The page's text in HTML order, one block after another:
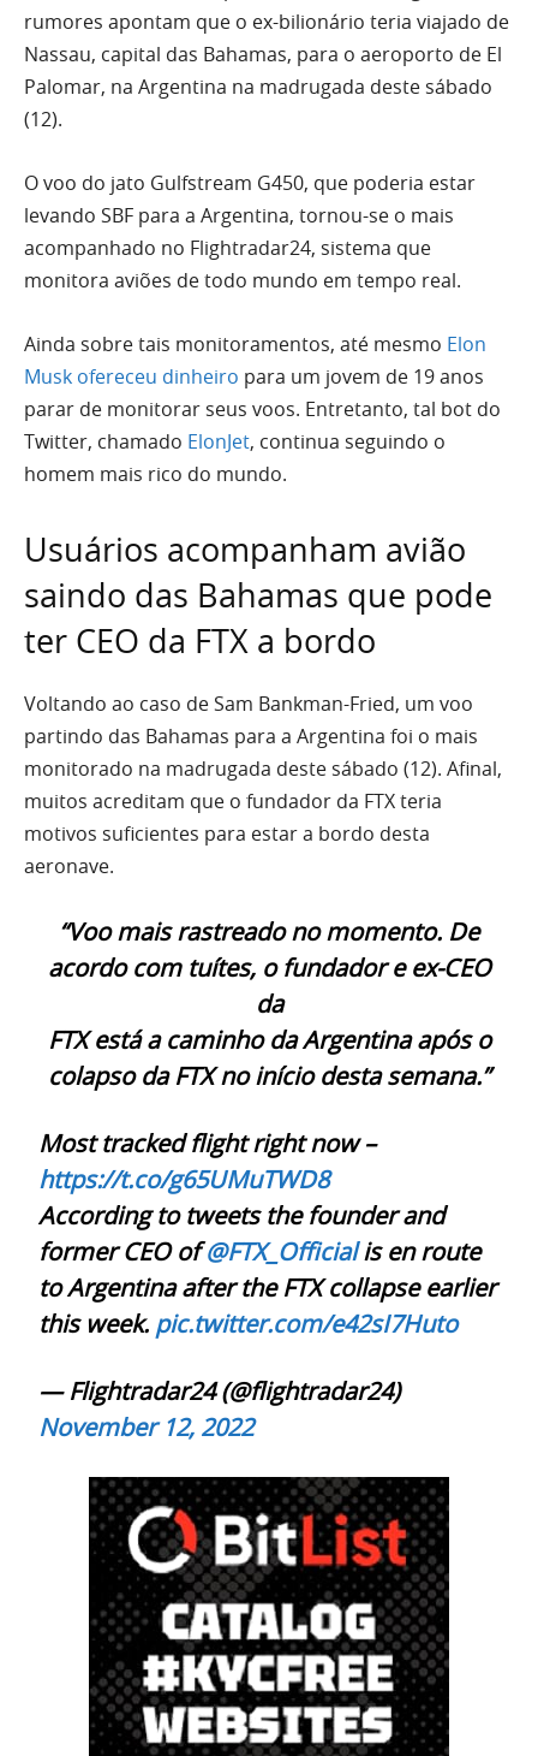
rumores apontam que o ex-bilionário teria viajado de
Nassau, capital das Bahamas, para o aeroporto de El
Palomar, na Argentina na madrugada deste sábado
(12).
O voo do jato Gulfstream G450, que poderia estar
levando SBF para a Argentina, tornou-se o mais
acompanhado no Flightradar24, sistema que
monitora aviões de todo mundo em tempo real.
Ainda sobre tais monitoramentos, até mesmo Elon
Musk ofereceu dinheiro para um jovem de 19 anos
parar de monitorar seus voos. Entretanto, tal bot do
Twitter, chamado ElonJet, continua seguindo o
homem mais rico do mundo.
Usuários acompanham avião
saindo das Bahamas que pode
ter CEO da FTX a bordo
Voltando ao caso de Sam Bankman-Fried, um voo
partindo das Bahamas para a Argentina foi o mais
monitorado na madrugada deste sábado (12). Afinal,
muitos acreditam que o fundador da FTX teria
motivos suficientes para estar a bordo desta
aeronave.
“Voo mais rastreado no momento. De
acordo com tuítes, o fundador e ex-CEO
da
FTX está a caminho da Argentina após o
colapso da FTX no início desta semana.”
Most tracked flight right now –
https://t.co/g65UMuTWD8
According to tweets the founder and
former CEO of@FTX_Officialis en route
to Argentina after the FTX collapse earlier
this week. pic.twitter.com/e42sI7Huto
— Flightradar24 (@flightradar24)
November 12, 2022